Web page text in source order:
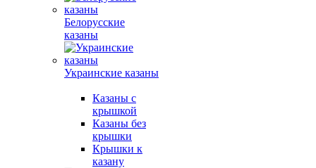
Белорусские
казаны
Украинские казаны
Казаны с
крышкой
Казаны без
крышки
Крышки к
казану